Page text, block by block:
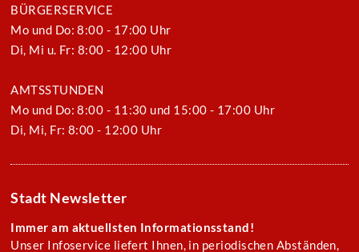
BÜRGERSERVICE
Mo und Do: 8:00 - 17:00 Uhr
Di, Mi u. Fr: 8:00 - 12:00 Uhr
AMTSSTUNDEN
Mo und Do: 8:00 - 11:30 und 15:00 - 17:00 Uhr
Di, Mi, Fr: 8:00 - 12:00 Uhr
Stadt Newsletter
Immer am aktuellsten Informationsstand!
Unser Infoservice liefert Ihnen, in periodischen Abständen,